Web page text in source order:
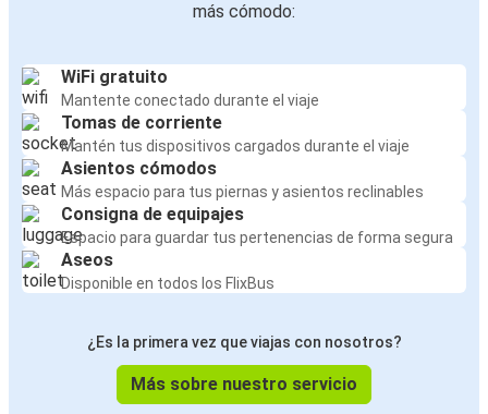
más cómodo:
WiFi gratuito
Mantente conectado durante el viaje
Tomas de corriente
Mantén tus dispositivos cargados durante el viaje
Asientos cómodos
Más espacio para tus piernas y asientos reclinables
Consigna de equipajes
Espacio para guardar tus pertenencias de forma segura
Aseos
Disponible en todos los FlixBus
¿Es la primera vez que viajas con nosotros?
Más sobre nuestro servicio